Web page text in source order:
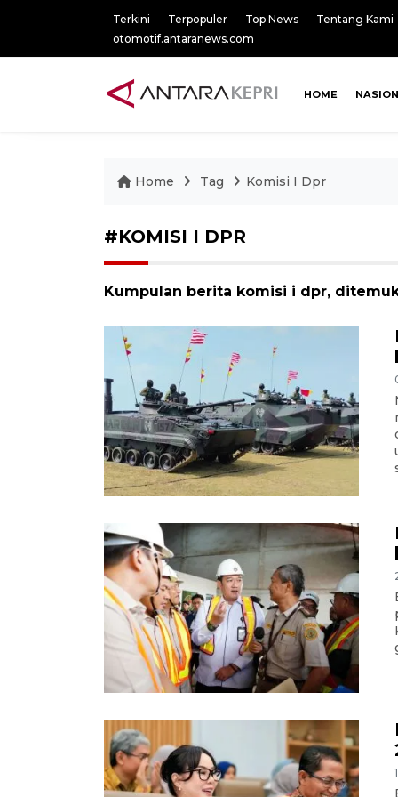
Terkini Terpopuler Top News
Tentang Kami
otomotif.antaranews.com
HOME
Home Tag Komisi I Dpr
#KOMISI I DPR
Kumpulan berita komisi i dpr,